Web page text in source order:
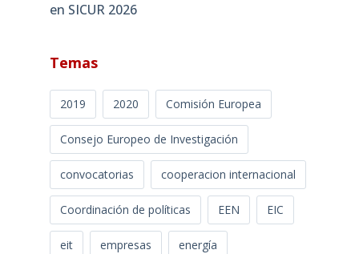
en SICUR 2026
Temas
2019 2020 Comisión Europea
Consejo Europeo de Investigación
convocatorias cooperacion internacional
Coordinación de políticas EEN EIC
eit empresas energía